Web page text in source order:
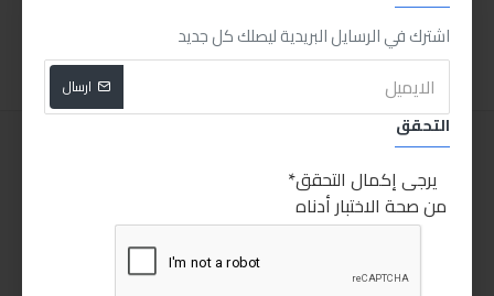
اشترك في الرسايل البريدية ليصلك كل جديد
ارسال
التحقق
يرجى إكمال التحقق
من صحة الاختبار أدناه
اضافة للسلة اضافة للسلة